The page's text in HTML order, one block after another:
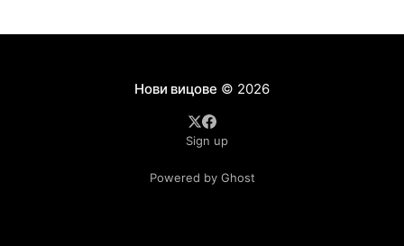
дявола – дур базик шаркан бабана сакатлък Двама
Нови вицове © 2026
Sign up
Powered by Ghost